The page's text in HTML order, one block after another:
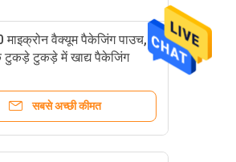
वैक्यूम पैकेजिंग पाउच,
टुकड़े टुकड़े में खाद्य पैकेजिंग
सबसे अच्छी कीमत